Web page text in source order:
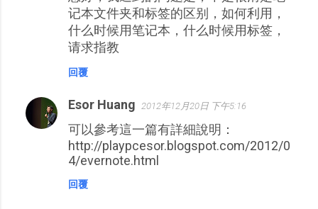
记本文件夹和标签的区别，如何利用，
什么时候用笔记本，什么时候用标签，
请求指教
回覆
Esor Huang 2012年12月20日 下午5:16
可以參考這一篇有詳細說明：
http://playpcesor.blogspot.com/2012/0
4/evernote.html
回覆